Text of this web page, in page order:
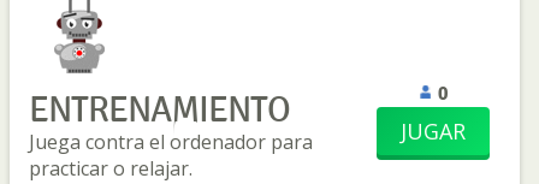
ENTRENAMIENTO
Juega contra el ordenador para
practicar o relajar.
0
JUGAR